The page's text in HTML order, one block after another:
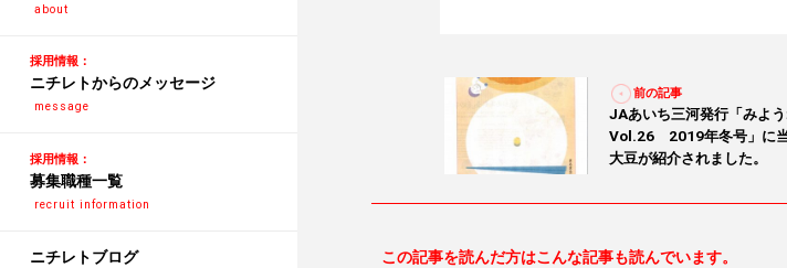
about
採用情報：
ニチレトからのメッセージ
message
採用情報：
募集職種一覧
recruit information
ニチレトブログ
前の記事
JAあいち三河発行「みよう
Vol.26 2019年冬号」に
大豆が紹介されました。
この記事を読んだ方はこんな記事も読んでいます。